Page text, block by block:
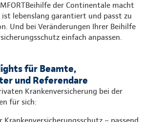
der Continentale macht
ist lebenslang garantiert und passt zu
Und bei Veränderungen Ihrer Beihilfe
einfach anpassen.
für Beamte,
und Referendare
Krankenversicherung bei der
für sich: